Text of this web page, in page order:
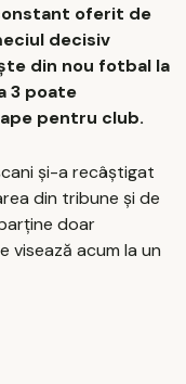
oferit de
decisiv
din nou fotbal la
3 poate
pentru club.
și-a recâștigat
din tribune și de
doar
visează acum la un